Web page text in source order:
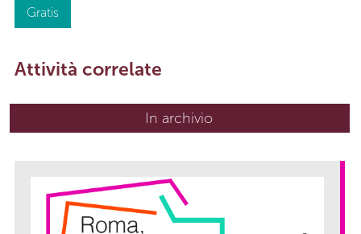
Gratis
Attività correlate
In archivio